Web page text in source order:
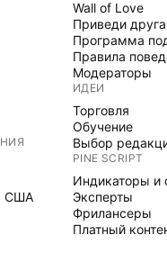
США
Wall of Love
Приведи друга
Программа
Правила
Модераторы
ИДЕИ
Торговля
Обучение
Выбор
PINE SCRIPT
Индикаторы и
Эксперты
Фрилансеры
Платный